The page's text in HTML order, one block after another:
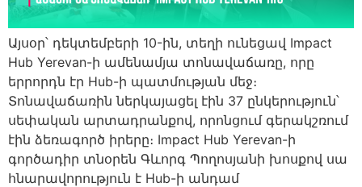
Այսօր՝ դեկտեմբերի 10-ին, տեղի ունեցավ Impact
Hub Yerevan-ի ամենամյա տոնավաճառը, որը
երրորդն էր Hub-ի պատմության մեջ։
Տոնավաճառին ներկայացել էին 37 ընկերություն՝
սեփական արտադրանքով, որոնցում գերակշռում
էին ձեռագործ իրերը։ Impact Hub Yerevan-ի
գործադիր տնօրեն Գևորգ Պողոսյանի խոսքով սա
հնարավորություն է Hub-ի անդամ